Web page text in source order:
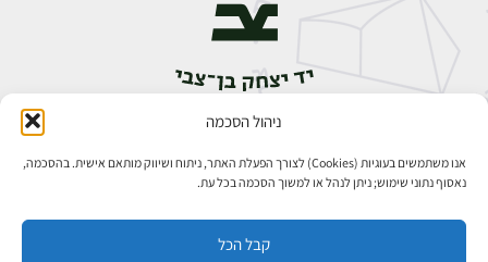
ניהול הסכמה
אנו משתמשים בעוגיות (Cookies) לצורך הפעלת האתר, ניתוח ושיווק מותאם אישית. בהסכמה,
נאסוף נתוני שימוש; ניתן לנהל או למשוך הסכמה בכל עת.
קבל הכל
אבן גבירול 14, רחביה, ירושלים